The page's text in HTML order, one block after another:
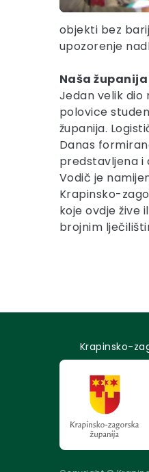
objekti bez
upozorenje
Naša
Jedan velik dio
polovice
županija.
Danas
predstavljena i
Vodič je
Krapinsko-
koje ovdje žive
brojnim
Krapinsko-